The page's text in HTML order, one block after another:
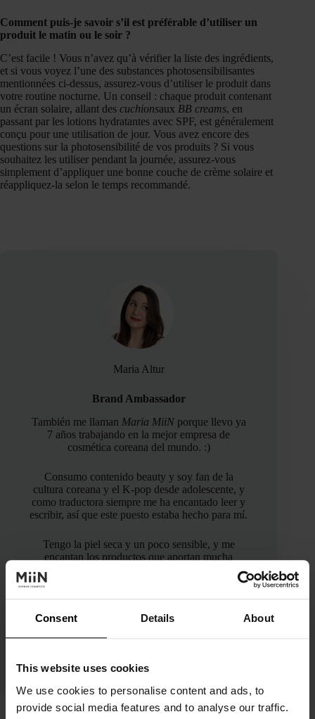
Consent Details About
This website uses cookies
We use cookies to personalise content and ads, to
provide social media features and to analyse our traffic.
Comment puis-je savoir s’il est préférable d’utiliser un
produit le matin ou le soir ?
C’est facile ! Vous n’avez qu’à vérifier la liste des ingrédients,
et si vous voyez l’une des substances photosensibilisantes
mentionnées ci-dessus, assurez-vous d’utiliser le produit dans
votre routine nocturne. Un conseil : chaque produit contenant
un écran solaire, allant des cuchionsaux BB creams, en
passant par les lotions hydratantes avec SPF, est généralement
conçu pour une utilisation de jour. Vous avez encore des
questions sur la photosensibilité de vos produits ? Si vous
souhaitez les utiliser pendant la journée, assurez-vous
simplement d’appliquer une bonne couche de crème solaire et
réappliquez-la selon le temps recommandé.
Maria Altur
Brand Ambassador
También me llaman Maria MiiNporque llevo ya
7 años trabajando en la mejor empresa de
cosmética coreana del mundo. :)
Consumo contenido beauty y soy fan de la
cultura coreana y el K-pop desde adolescente, y
como traductora siempre me ha encantado leer y
escribir, así que este puesto estaba hecho para mí.
Tengo la piel seca y un poco sensible, y me
encantan los productos que aportan mucha
luminosidad. Adoro probar ácidos, retinol,
vitamina C y todos esos activos que llevan una
piel.